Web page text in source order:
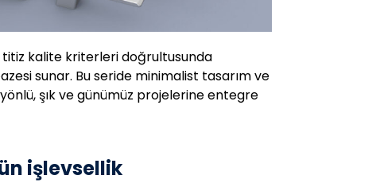
titiz kalite kriterleri doğrultusunda
sunar. Bu seride minimalist tasarım ve
şık ve günümüz projelerine entegre
işlevsellik